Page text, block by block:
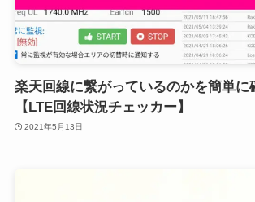
楽天回線に繋がっているのかを簡単に
【LTE回線状況チェッカー】
2021年5月13日